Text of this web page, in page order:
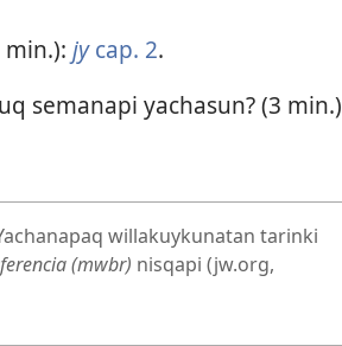
min.): jycap. 2.
semanapi yachasun? (3 min.)
willakuykunatan tarinki
(mwbr) nisqapi (jw.org,